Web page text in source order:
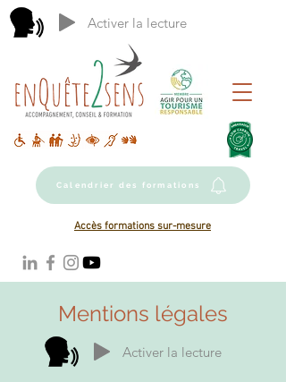
Activer la lecture
Accès formations sur-mesure
Calendrier des formations
Mentions légales
Activer la lecture